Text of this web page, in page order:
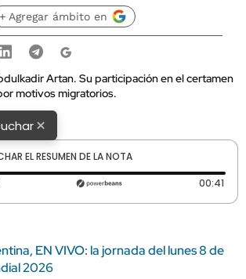
+ Agregar ámbito en
Artan. Su participación en el certamen
motivos migratorios.
×
EL RESUMEN DE LA NOTA
Tiempo transcurrido: 0 segundos 00:41
EN VIVO: la jornada del lunes 8 de
2026